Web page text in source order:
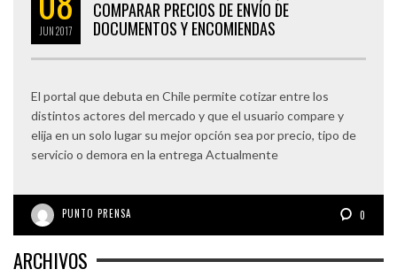
JUN2017
COMPARAR PRECIOS DE ENVÍO DE
DOCUMENTOS Y ENCOMIENDAS
El portal que debuta en Chile permite cotizar entre los
distintos actores del mercado y que el usuario compare y
elija en un solo lugar su mejor opción sea por precio, tipo de
servicio o demora en la entrega Actualmente
PUNTO PRENSA 0
ARCHIVOS